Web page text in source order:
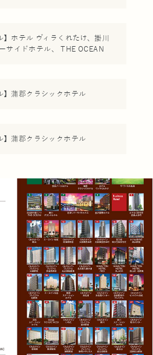
ホテル ヴィラくれたけ、掛川
サイドホテル、 THE OCEAN
】蒲郡クラシックホテル
】蒲郡クラシックホテル